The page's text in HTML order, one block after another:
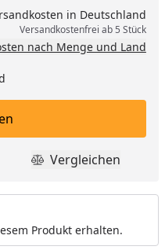
in Deutschland
Versandkostenfrei ab 5 Stück
nach Menge und Land
legen
Produkt
Vergleichen
Produkt erhalten.